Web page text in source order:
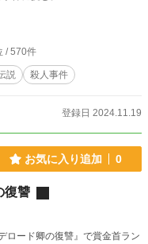
/ 570件
説 殺人事件
登録日 2024.11.19
お気に入り追加 0
復讐
ロード卿の復讐』で賞金首ラン